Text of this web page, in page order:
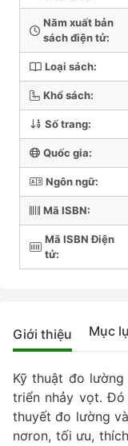
Năm xuất bản
sách điện tử:
Loại sách:
Khổ sách:
Số trang:
Quốc gia:
Ngôn ngữ:
Mã ISBN:
Mã ISBN Điện
tử:
Giới thiệu Mục
Kỹ thuật đo
triển nhảy vọt.
thuyết đo lường
nơron, tối ưu,